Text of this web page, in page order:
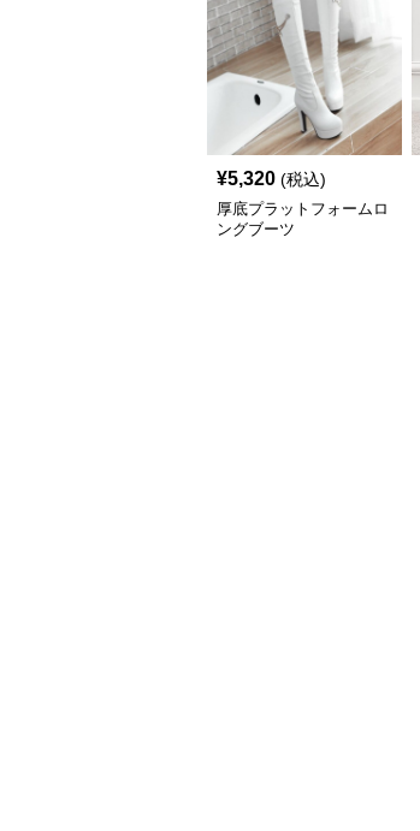
¥5,320 (税込)
厚底プラットフォームロ
ングブーツ